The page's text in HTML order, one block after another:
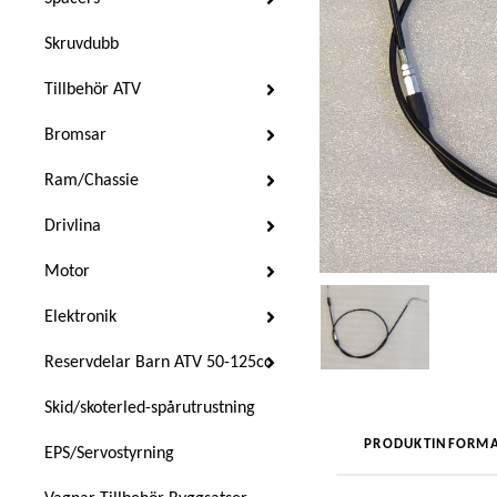
Skruvdubb
Tillbehör ATV
Bromsar
Ram/Chassie
Drivlina
Motor
Elektronik
Reservdelar Barn ATV 50-125cc
Skid/skoterled-spårutrustning
EPS/Servostyrning